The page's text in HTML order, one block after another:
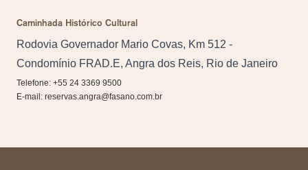
Caminhada Histórico Cultural
Rodovia Governador Mario Covas, Km 512 -
Condomínio FRAD.E, Angra dos Reis, Rio de Janeiro
Telefone: +55 24 3369 9500
E-mail: reservas.angra@fasano.com.br